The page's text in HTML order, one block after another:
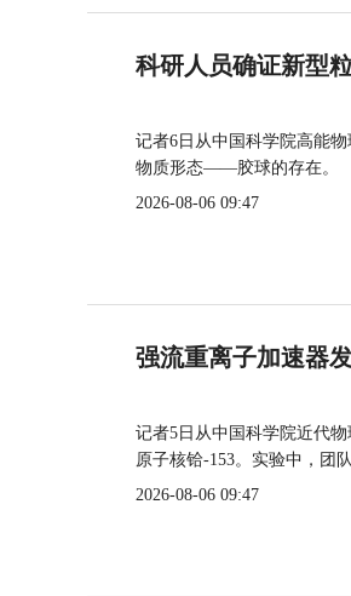
科研人员确证新型
记者6日从中国科学院高能
物质形态——胶球的存在。
2026-08-06 09:47
强流重离子加速器
记者5日从中国科学院近代
原子核铪-153。实验中，团
2026-08-06 09:47